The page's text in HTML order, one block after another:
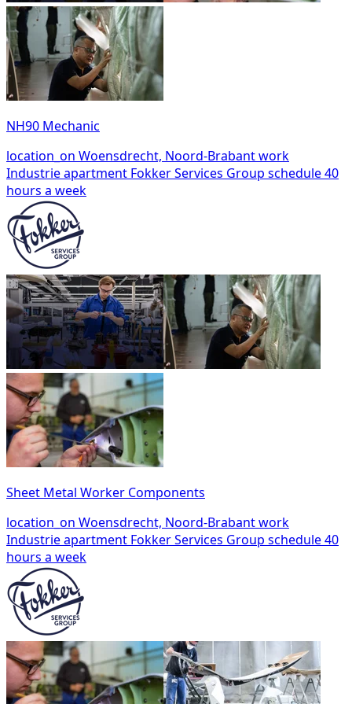
NH90 Mechanic
location_on Woensdrecht, Noord-Brabantwork
Industrieapartment Fokker Services Group schedule40
hours a week
Sheet Metal Worker Components
location_on Woensdrecht, Noord-Brabantwork
Industrieapartment Fokker Services Group schedule40
hours a week